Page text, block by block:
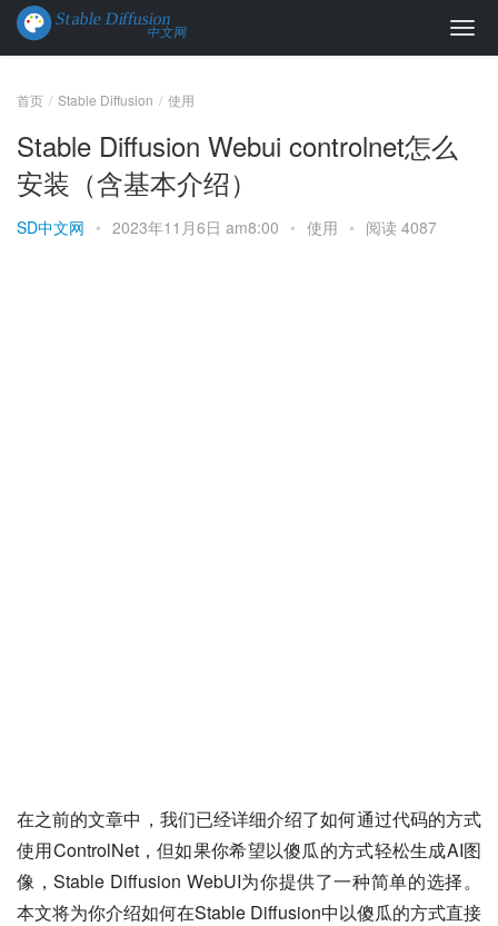
首页 Stable Diffusion 使用
Stable Diffusion Webui controlnet怎么
安装（含基本介绍）
SD中文网 • 2023年11月6日 am8:00 • 使用 • 阅读 4087
在之前的文章中，我们已经详细介绍了如何通过代码的方式
使用ControlNet，但如果你希望以傻瓜的方式轻松生成AI图
像，Stable Diffusion WebUI为你提供了一种简单的选择。
本文将为你介绍如何在Stable Diffusion中以傻瓜的方式直接